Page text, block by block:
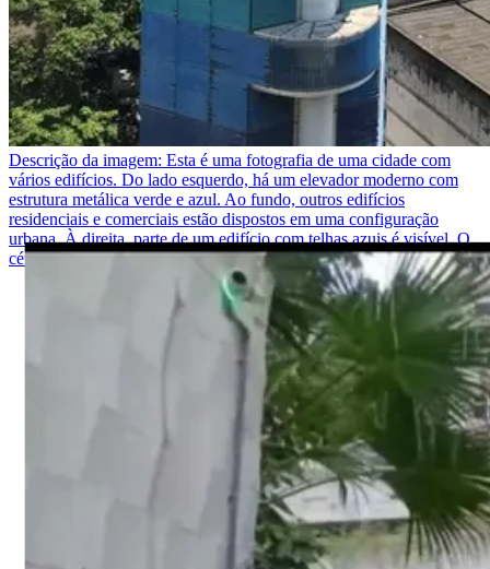
Descrição da imagem: Esta é uma fotografia de uma cidade com
vários edifícios. Do lado esquerdo, há um elevador moderno com
estrutura metálica verde e azul. Ao fundo, outros edifícios
residenciais e comerciais estão dispostos em uma configuração
urbana. À direita, parte de um edifício com telhas azuis é visível. O
céu está claro e azul, e o mar pode ser visto no horizonte à esquerda.